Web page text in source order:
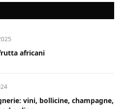
africani
vini, bollicine, champagne,